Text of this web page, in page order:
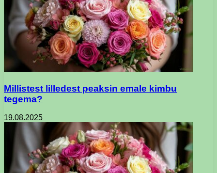
Millistest lilledest peaksin emale kimbu
tegema?
19.08.2025